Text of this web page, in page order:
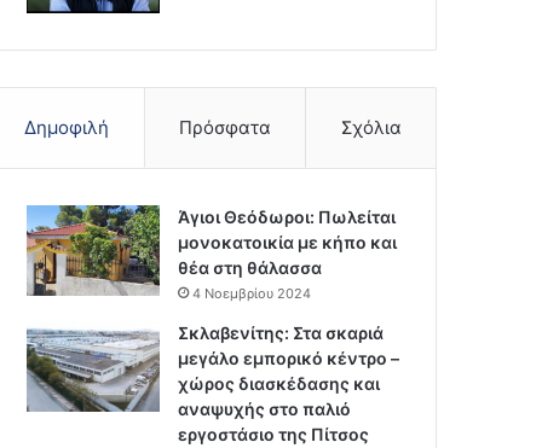
Δημοφιλή Πρόσφατα Σχόλια
Άγιοι Θεόδωροι: Πωλείται
μονοκατοικία με κήπο και
θέα στη θάλασσα
4 Νοεμβρίου 2024
Σκλαβενίτης: Στα σκαριά
μεγάλο εμπορικό κέντρο –
χώρος διασκέδασης και
αναψυχής στο παλιό
εργοστάσιο της Πίτσος